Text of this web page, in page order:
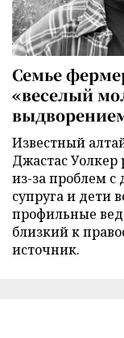
Семье
«веселый
Известный
Джастас Уолкер
из-за проблем с
супруга и дети
профильные
близкий к
источник.